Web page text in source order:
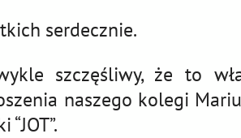
serdecznie.
szczęśliwy, że to
naszego kolegi
“JOT”.